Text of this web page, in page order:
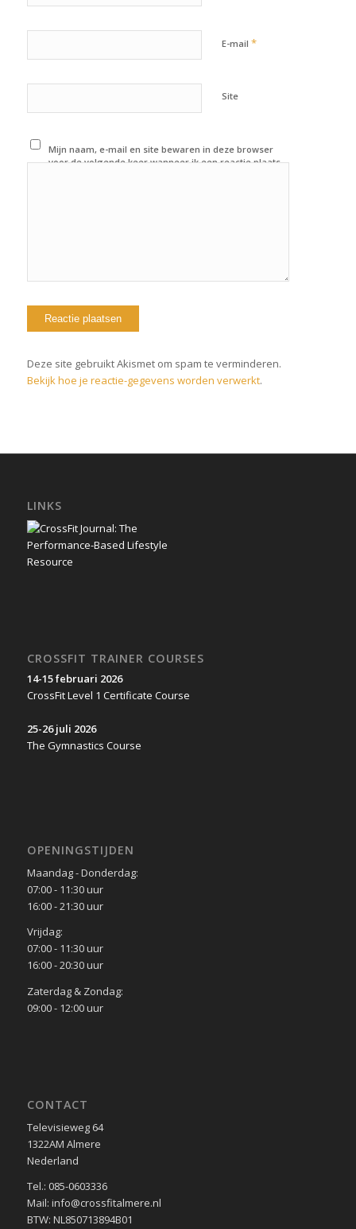
E-mail *
Site
Mijn naam, e-mail en site bewaren in deze browser
voor de volgende keer wanneer ik een reactie plaats.
Deze site gebruikt Akismet om spam te verminderen.
Bekijk hoe je reactie-gegevens worden verwerkt.
LINKS
CROSSFIT TRAINER COURSES
14-15 februari 2026
CrossFit Level 1 Certificate Course
25-26 juli 2026
The Gymnastics Course
OPENINGSTIJDEN
Maandag - Donderdag:
07:00 - 11:30 uur
16:00 - 21:30 uur
Vrijdag:
07:00 - 11:30 uur
16:00 - 20:30 uur
Zaterdag & Zondag:
09:00 - 12:00 uur
CONTACT
Televisieweg 64
1322AM Almere
Nederland
Tel.: 085-0603336
Mail: info@crossfitalmere.nl
BTW: NL850713894B01